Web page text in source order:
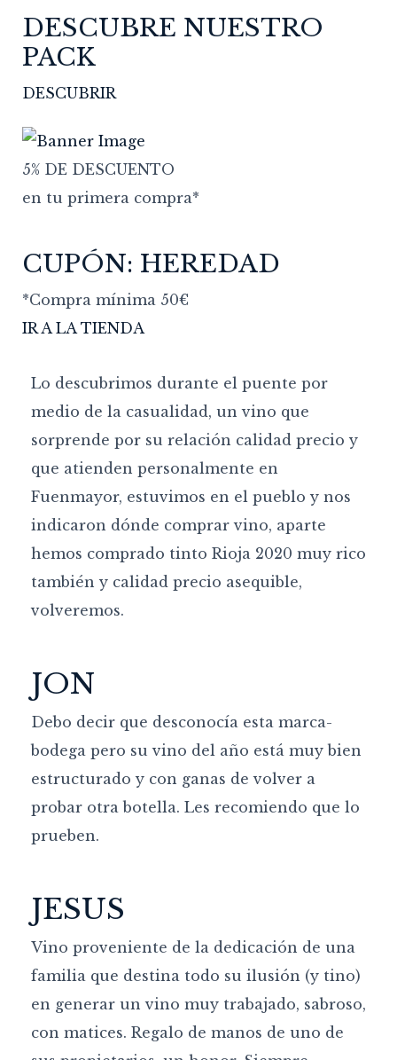
DESCUBRE NUESTRO
PACK
DESCUBRIR
5% DE DESCUENTO
en tu primera compra*
CUPÓN: HEREDAD
*Compra mínima 50€
IR A LA TIENDA
Lo descubrimos durante el puente por
medio de la casualidad, un vino que
sorprende por su relación calidad precio y
que atienden personalmente en
Fuenmayor, estuvimos en el pueblo y nos
indicaron dónde comprar vino, aparte
hemos comprado tinto Rioja 2020 muy rico
también y calidad precio asequible,
volveremos.
JON
Debo decir que desconocía esta marca-
bodega pero su vino del año está muy bien
estructurado y con ganas de volver a
probar otra botella. Les recomiendo que lo
prueben.
JESUS
Vino proveniente de la dedicación de una
familia que destina todo su ilusión (y tino)
en generar un vino muy trabajado, sabroso,
con matices. Regalo de manos de uno de